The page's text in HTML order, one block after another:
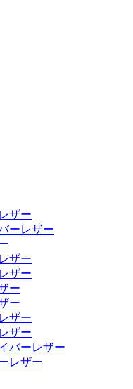
ザー
ーレザー
ザー
ザー
ー
ー
ザー
ザー
バーレザー
レザー